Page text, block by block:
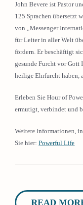
John Bevere ist Pastor
125 Sprachen übersetzt
von „Messenger
für Leiter in aller Welt
fördern. Er beschäftigt
gesunde Furcht vor Gott
heilige Ehrfurcht haben,
Erleben Sie Hour of
ermutigt, verbindet und
Weitere Informationen,
Sie hier: Powerful Life
READ